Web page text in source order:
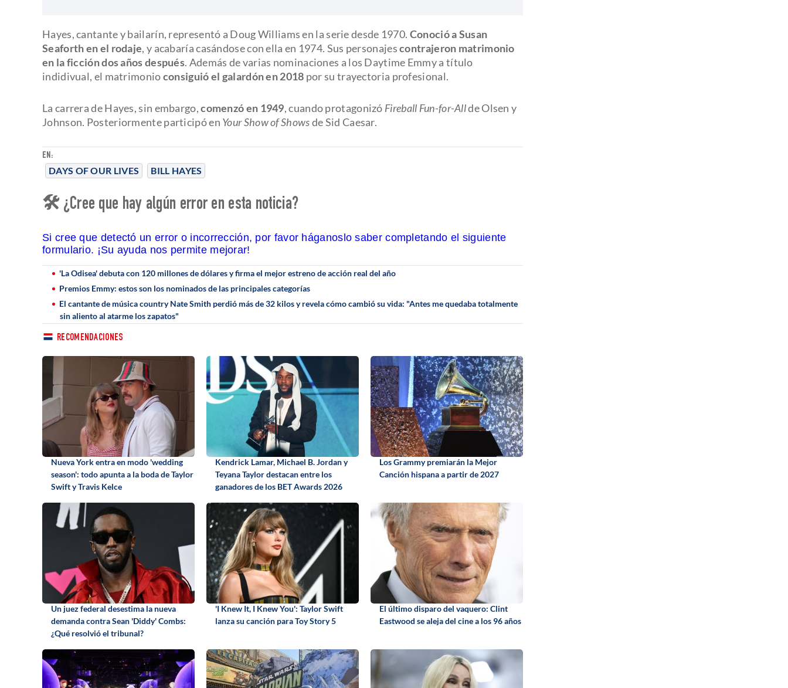
EN:
DAYS OF OUR LIVES BILL HAYES
Hayes, cantante y bailarín, representó a Doug Williams en la serie desde 1970. Conoció a Susan
Seaforth en el rodaje, y acabaría casándose con ella en 1974. Sus personajescontrajeron matrimonio
en la ficción dos años después. Además de varias nominaciones a los Daytime Emmy a título
indidivual, el matrimonioconsiguió el galardón en 2018 por su trayectoria profesional.
La carrera de Hayes, sin embargo,comenzó en 1949, cuando protagonizó Fireball Fun-for-Allde Olsen y
Johnson. Posteriormente participó en Your Show of Showsde Sid Caesar.
🛠 ¿Cree que hay algún error en esta noticia?
Si cree que detectó un error o incorrección, por favor háganoslo saber completando el siguiente
formulario. ¡Su ayuda nos permite mejorar!
'La Odisea' debuta con 120 millones de dólares y firma el mejor estreno de acción real del año
Premios Emmy: estos son los nominados de las principales categorías
El cantante de música country Nate Smith perdió más de 32 kilos y revela cómo cambió su vida: "Antes me quedaba totalmente
sin aliento al atarme los zapatos"
RECOMENDACIONES
Nueva York entra en modo 'wedding
season': todo apunta a la boda de Taylor
Swift y Travis Kelce
Kendrick Lamar, Michael B. Jordan y
Teyana Taylor destacan entre los
ganadores de los BET Awards 2026
Los Grammy premiarán la Mejor
Canción hispana a partir de 2027
Un juez federal desestima la nueva
demanda contra Sean 'Diddy' Combs:
¿Qué resolvió el tribunal?
'I Knew It, I Knew You': Taylor Swift
lanza su canción para Toy Story 5
El último disparo del vaquero: Clint
Eastwood se aleja del cine a los 96 años